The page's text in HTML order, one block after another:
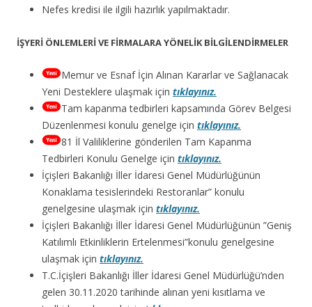
Nefes kredisi ile ilgili hazırlık yapılmaktadır.
İŞYERİ ÖNLEMLERİ VE FİRMALARA YÖNELİK BİLGİLENDİRMELER
Memur ve Esnaf İçin Alınan Kararlar ve Sağlanacak
Yeni Desteklere ulaşmak için tıklayınız.
Tam kapanma tedbirleri kapsamında Görev Belgesi
Düzenlenmesi konulu genelge için tıklayınız.
81 İl Valiliklerine gönderilen Tam Kapanma
Tedbirleri Konulu Genelge için tıklayınız.
İçişleri Bakanlığı İller İdaresi Genel Müdürlüğünün
Konaklama tesislerindeki Restoranlar” konulu
genelgesine ulaşmak için tıklayınız.
İçişleri Bakanlığı İller İdaresi Genel Müdürlüğünün ”Geniş
Katılımlı Etkinliklerin Ertelenmesi”konulu genelgesine
ulaşmak için tıklayınız.
T.C.İçişleri Bakanlığı İller İdaresi Genel Müdürlüğü’nden
gelen 30.11.2020 tarihinde alınan yeni kısıtlama ve